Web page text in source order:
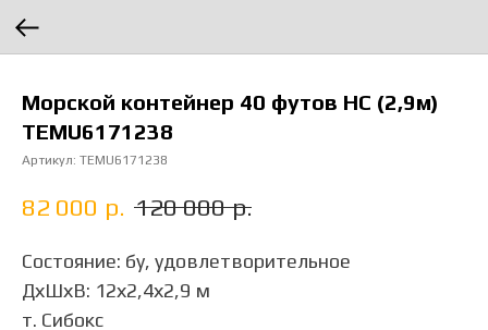
Морской контейнер 40 футов HC (2,9м)
TEMU6171238
Артикул: TEMU6171238
82 000 р. 120 000 р.
Состояние: бу, удовлетворительное
ДхШхВ: 12х2,4х2,9 м
т. Сибокс